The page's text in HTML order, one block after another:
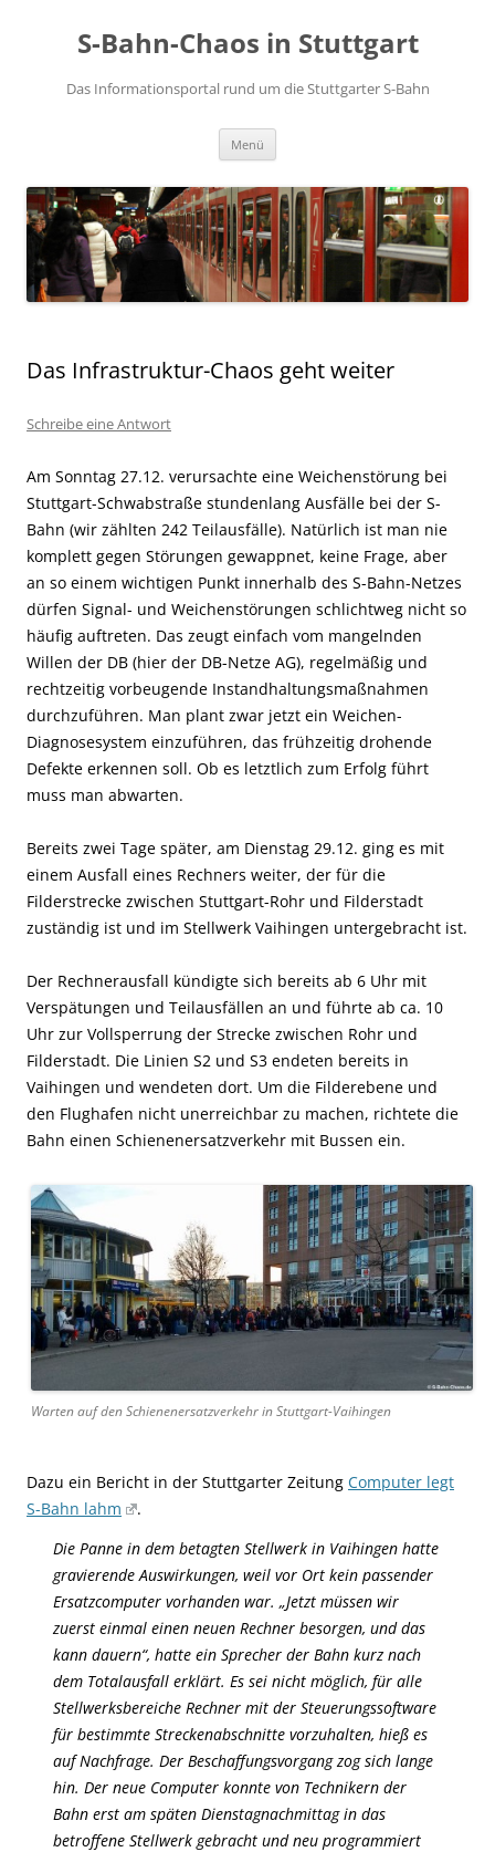
S-Bahn-Chaos in Stuttgart
Das Informationsportal rund um die Stuttgarter S-Bahn
Menü
Das Infrastruktur-Chaos geht weiter
Schreibe eine Antwort
Am Sonntag 27.12. verursachte eine Weichenstörung bei
Stuttgart-Schwabstraße stundenlang Ausfälle bei der S-
Bahn (wir zählten 242 Teilausfälle). Natürlich ist man nie
komplett gegen Störungen gewappnet, keine Frage, aber
an so einem wichtigen Punkt innerhalb des S-Bahn-Netzes
dürfen Signal- und Weichenstörungen schlichtweg nicht so
häufig auftreten. Das zeugt einfach vom mangelnden
Willen der DB (hier der DB-Netze AG), regelmäßig und
rechtzeitig vorbeugende Instandhaltungsmaßnahmen
durchzuführen. Man plant zwar jetzt ein Weichen-
Diagnosesystem einzuführen, das frühzeitig drohende
Defekte erkennen soll. Ob es letztlich zum Erfolg führt
muss man abwarten.
Bereits zwei Tage später, am Dienstag 29.12. ging es mit
einem Ausfall eines Rechners weiter, der für die
Filderstrecke zwischen Stuttgart-Rohr und Filderstadt
zuständig ist und im Stellwerk Vaihingen untergebracht ist.
Der Rechnerausfall kündigte sich bereits ab 6 Uhr mit
Verspätungen und Teilausfällen an und führte ab ca. 10
Uhr zur Vollsperrung der Strecke zwischen Rohr und
Filderstadt. Die Linien S2 und S3 endeten bereits in
Vaihingen und wendeten dort. Um die Filderebene und
den Flughafen nicht unerreichbar zu machen, richtete die
Bahn einen Schienenersatzverkehr mit Bussen ein.
Warten auf den Schienenersatzverkehr in Stuttgart-Vaihingen
Dazu ein Bericht in der Stuttgarter Zeitung Computer legt
S-Bahn lahm
.
Die Panne in dem betagten Stellwerk in Vaihingen hatte
gravierende Auswirkungen, weil vor Ort kein passender
Ersatzcomputer vorhanden war. „Jetzt müssen wir
zuerst einmal einen neuen Rechner besorgen, und das
kann dauern“, hatte ein Sprecher der Bahn kurz nach
dem Totalausfall erklärt. Es sei nicht möglich, für alle
Stellwerksbereiche Rechner mit der Steuerungssoftware
für bestimmte Streckenabschnitte vorzuhalten, hieß es
auf Nachfrage. Der Beschaffungsvorgang zog sich lange
hin. Der neue Computer konnte von Technikern der
Bahn erst am späten Dienstagnachmittag in das
betroffene Stellwerk gebracht und neu programmiert